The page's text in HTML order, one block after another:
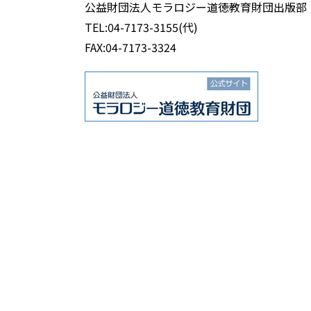
公益財団法人モラロジー道徳教育財団出版部
TEL:04-7173-3155(代)
FAX:04-7173-3324